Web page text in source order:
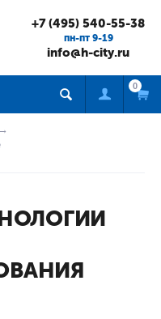
+7 (495) 540-55-38
пн-пт 9-19
info@h-city.ru
0